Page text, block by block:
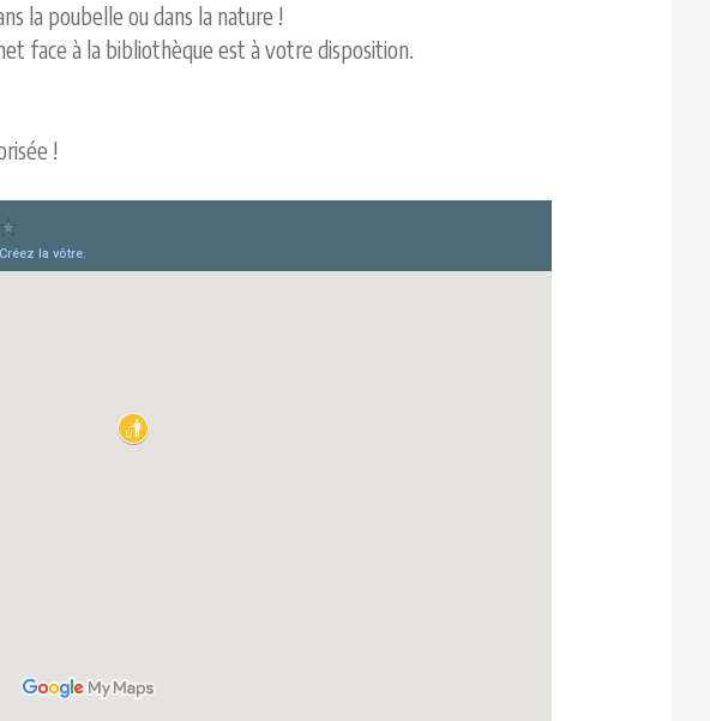
la poubelle ou dans la nature !
face à la bibliothèque est à votre disposition.
!